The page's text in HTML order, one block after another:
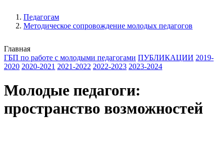
Педагогам
Методическое сопровождение молодых педагогов
Главная
ГБП по работе с молодыми педагогами ПУБЛИКАЦИИ 2019-
2020 2020-2021 2021-2022 2022-2023 2023-2024
Молодые педагоги:
пространство возможностей